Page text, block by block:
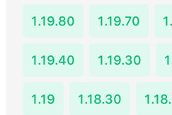
1.19.80 1.19.70
1.19.40 1.19.30
1.19 1.18.30